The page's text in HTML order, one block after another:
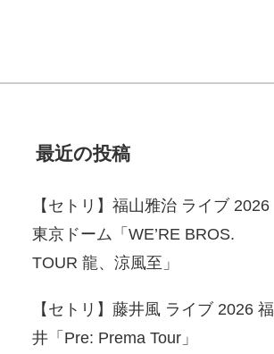
最近の投稿
【セトリ】福山雅治 ライブ 2026
東京ドーム「WE’RE BROS.
TOUR 龍、涼風至」
【セトリ】藤井風 ライブ 2026 福
井「Pre: Prema Tour」